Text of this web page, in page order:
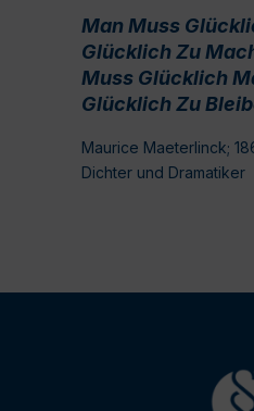
Man Muss
Glücklich Zu
Muss Glücklich
Glücklich Zu
Maurice Maeterlinck;
Dichter und Dramatiker